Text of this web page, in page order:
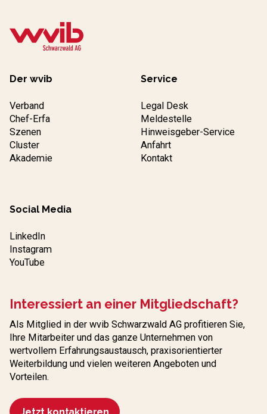
Der wvib
Verband
Chef-Erfa
Szenen
Cluster
Akademie
Service
Legal Desk
Meldestelle
Hinweisgeber-Service
Anfahrt
Kontakt
Social Media
LinkedIn
Instagram
YouTube
Interessiert an einer Mitgliedschaft?
Als Mitglied in der wvib Schwarzwald AG profitieren Sie,
Ihre Mitarbeiter und das ganze Unternehmen von
wertvollem Erfahrungs­austausch, praxisorientierter
Weiterbildung und vielen weiteren Angeboten und
Vorteilen.
Jetzt kontaktieren